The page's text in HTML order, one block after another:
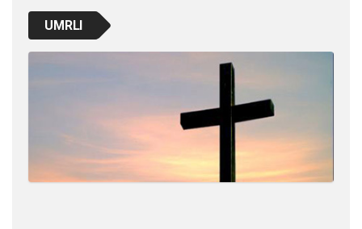
UMRLI